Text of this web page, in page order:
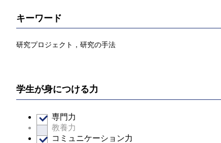
キーワード
研究プロジェクト，研究の手法
学生が身につける力
専門力
教養力
コミュニケーション力